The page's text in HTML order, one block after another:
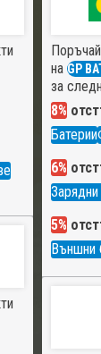
на GP
за
8%
Батерии
6%
5%
Външни